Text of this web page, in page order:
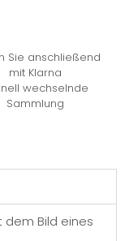
Sie anschließend
mit Klarna
wechselnde
Sammlung
Bild eines